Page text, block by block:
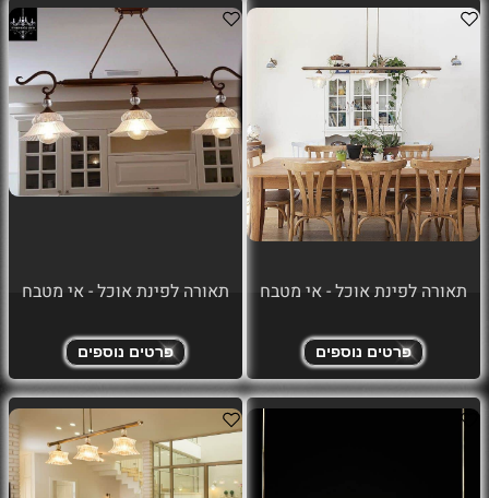
תאורה לפינת אוכל - אי מטבח
פרטים נוספים
תאורה לפינת אוכל - אי מטבח
פרטים נוספים